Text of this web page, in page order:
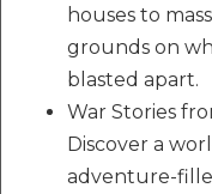
houses to
grounds on
blasted apart.
War Stories
Discover a
adventure-